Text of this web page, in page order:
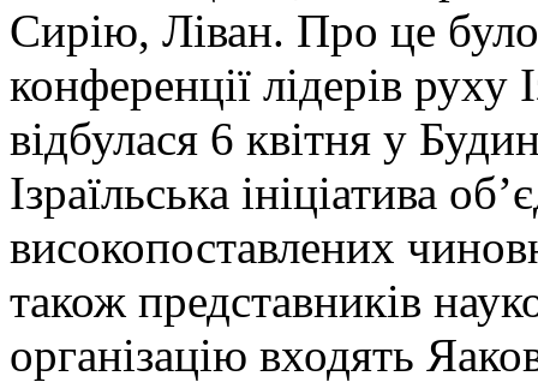
Сирію, Ліван. Про це
конференції лідерів руху
відбулася 6 квітня у
Ізраїльська ініціатива
високопоставлених
також представників
організацію входять